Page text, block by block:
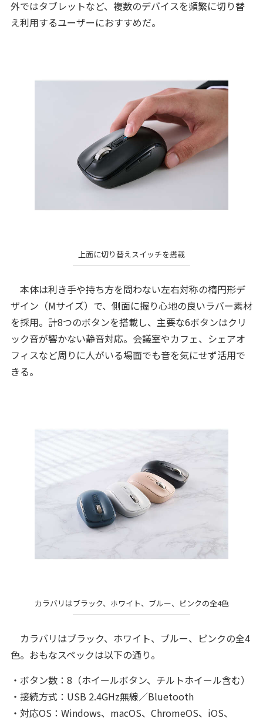
外ではタブレットなど、複数のデバイスを頻繁に切り替
え利用するユーザーにおすすめだ。
上面に切り替えスイッチを搭載
本体は利き手や持ち方を問わない左右対称の楕円形デ
ザイン（Mサイズ）で、側面に握り心地の良いラバー素材
を採用。計8つのボタンを搭載し、主要な6ボタンはクリ
ック音が響かない静音対応。会議室やカフェ、シェアオ
フィスなど周りに人がいる場面でも音を気にせず活用で
きる。
カラバリはブラック、ホワイト、ブルー、ピンクの全4色
カラバリはブラック、ホワイト、ブルー、ピンクの全4
色。おもなスペックは以下の通り。
・ボタン数：8（ホイールボタン、チルトホイール含む）
・接続方式：USB 2.4GHz無線／Bluetooth
・対応OS：Windows、macOS、ChromeOS、iOS、